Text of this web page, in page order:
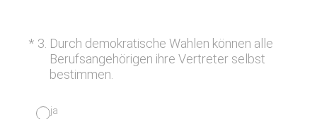
* 3 Durch demokratische Wahlen können alle
Berufsangehörigen ihre Vertreter selbst
bestimmen.
(Erforderlich.)
ja